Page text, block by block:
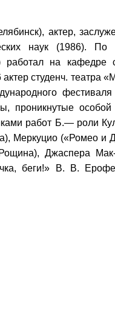
актер,
наук (1986).
на кафедре
студенч. театра
проникнутые особой
работ Б.— роли
(«Ромео и
Джаспера
беги!» В. В.